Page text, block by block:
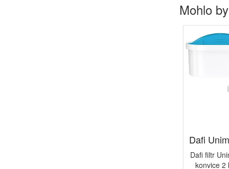
Mohlo
Dafi
Dafi filtr
konvice 2